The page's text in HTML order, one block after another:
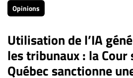
Opinions
Utilisation de l’IA
les tribunaux : la
Québec sanctionne